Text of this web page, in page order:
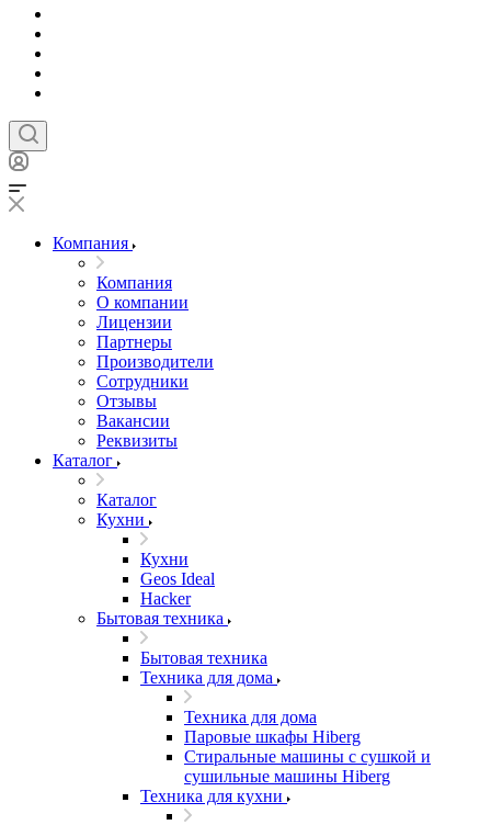
Компания
Компания
О компании
Лицензии
Партнеры
Производители
Сотрудники
Отзывы
Вакансии
Реквизиты
Каталог
Каталог
Кухни
Кухни
Geos Ideal
Hacker
Бытовая техника
Бытовая техника
Техника для дома
Техника для дома
Паровые шкафы Hiberg
Стиральные машины с сушкой и
сушильные машины Hiberg
Техника для кухни